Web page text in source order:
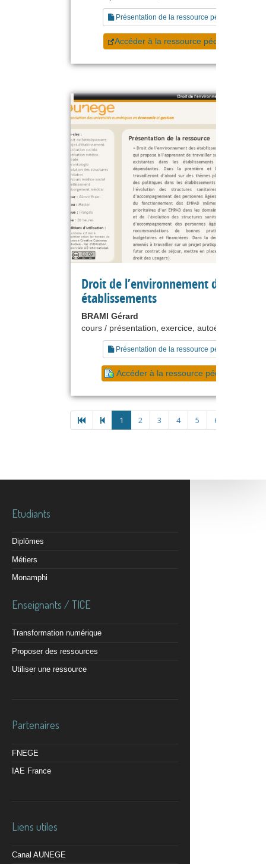
Présentation de la ressource pédagogique
Accéder à la ressource pédagogique
Droit de l’environnement des
établissements
BRAMI Gérard
cours / présentation, exercice, autoévaluation
Présentation de la ressource pédagogique
Accéder à la ressource pédagogique
1 2 3 4 5 6
Etudiants
Diplômes
Métiers
Monamphi
Enseignants / TICE
Transformation numérique
Proposer des ressources
Utiliser une ressource
Partenaires
FNEGE
IAE France
Liens utiles
Canal AUNEGE